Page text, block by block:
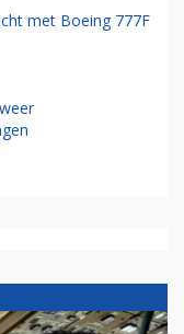
met Boeing 777F